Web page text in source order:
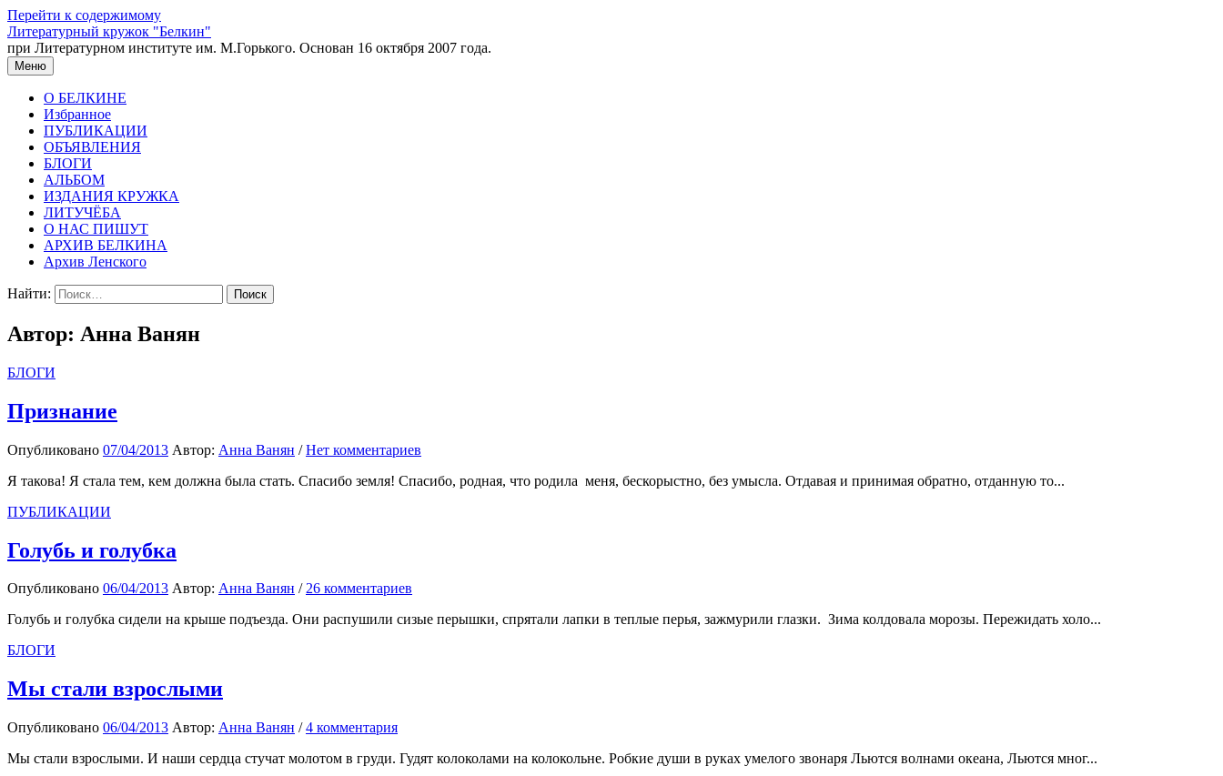
Перейти к содержимому
Литературный кружок "Белкин"
при Литературном институте им. М.Горького. Основан 16 октября 2007 года.
Меню
О БЕЛКИНЕ
Избранное
ПУБЛИКАЦИИ
ОБЪЯВЛЕНИЯ
БЛОГИ
АЛЬБОМ
ИЗДАНИЯ КРУЖКА
ЛИТУЧЁБА
О НАС ПИШУТ
АРХИВ БЕЛКИНА
Архив Ленского
Найти:
Автор: Анна Ванян
БЛОГИ
Признание
Опубликовано 07/04/2013 Автор: Анна Ванян /Нет комментариев
Я такова! Я стала тем, кем должна была стать. Спасибо земля! Спасибо, родная, что родила меня, бескорыстно, без умысла. Отдавая и принимая обратно, отданную то...
ПУБЛИКАЦИИ
Голубь и голубка
Опубликовано 06/04/2013 Автор: Анна Ванян /26 комментариев
Голубь и голубка сидели на крыше подъезда. Они распушили сизые перышки, спрятали лапки в теплые перья, зажмурили глазки. Зима колдовала морозы. Пережидать холо...
БЛОГИ
Мы стали взрослыми
Опубликовано 06/04/2013 Автор: Анна Ванян /4 комментария
Мы стали взрослыми. И наши сердца стучат молотом в груди. Гудят колоколами на колокольне. Робкие души в руках умелого звонаря Льются волнами океана, Льются мног...